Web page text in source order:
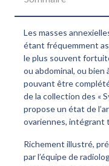
Les masses
étant fréquemment
le plus souvent
ou abdominal, ou bien
pouvant être
de la collection des «
propose un état de
ovariennes, intégrant
Richement illustré,
par l’équipe de